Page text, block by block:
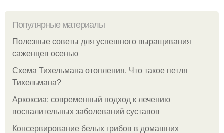
Популярные материалы
Полезные советы для успешного выращивания
саженцев осенью
Схема Тихельмана отопления. Что такое петля
Тихельмана?
Аркоксиа: современный подход к лечению
воспалительных заболеваний суставов
Консервирование белых грибов в домашних